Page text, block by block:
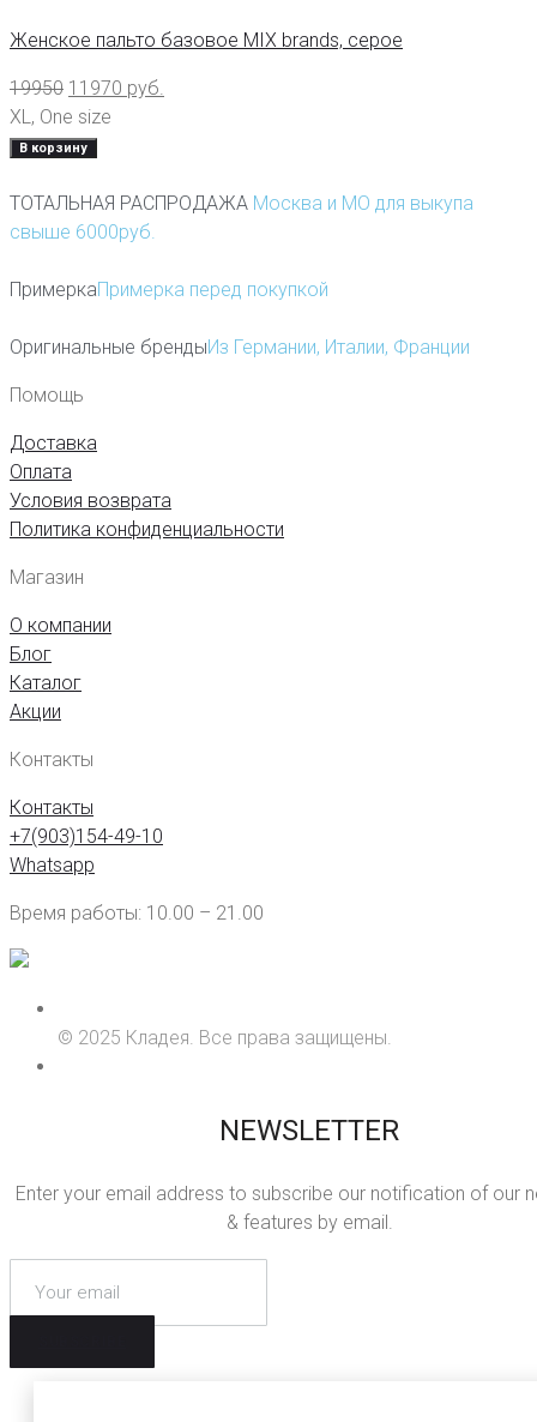
Женское пальто базовое MIX brands, серое
19950 11970 руб.
XL, One size
В корзину
ТОТАЛЬНАЯ РАСПРОДАЖА Москва и МО для выкупа
свыше 6000руб.
ПримеркаПримерка перед покупкой
Оригинальные брендыИз Германии, Италии, Франции
Помощь
Доставка
Оплата
Условия возврата
Политика конфиденциальности
Магазин
О компании
Блог
Каталог
Акции
Контакты
Контакты
+7(903)154-49-10
Whatsapp
Время работы: 10.00 – 21.00
© 2025 Кладея. Все права защищены.
NEWSLETTER
Enter your email address to subscribe our notification of our
& features by email.